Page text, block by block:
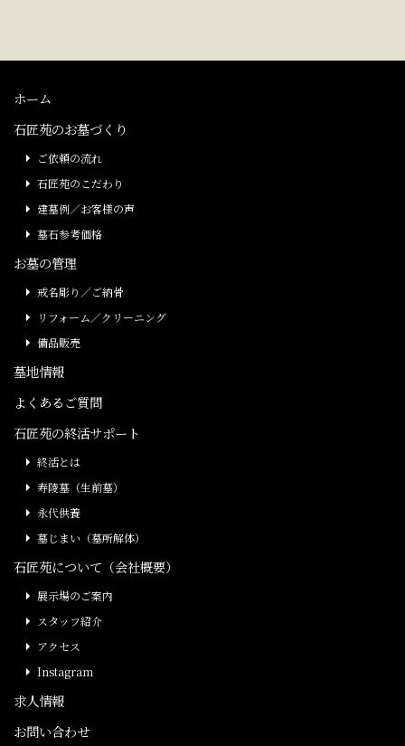
ホーム
石匠苑のお墓づくり
ご依頼の流れ
石匠苑のこだわり
建墓例／お客様の声
墓石参考価格
お墓の管理
戒名彫り／ご納骨
リフォーム／クリーニング
備品販売
墓地情報
よくあるご質問
石匠苑の終活サポート
終活とは
寿陵墓（生前墓）
永代供養
墓じまい（墓所解体）
石匠苑について（会社概要）
展示場のご案内
スタッフ紹介
アクセス
Instagram
求人情報
お問い合わせ